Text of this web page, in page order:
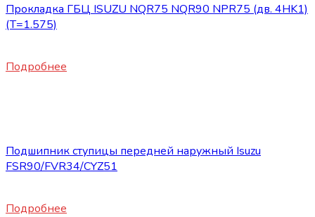
Прокладка ГБЦ ISUZU NQR75 NQR90 NPR75 (дв. 4HK1)
(T=1.575)
Подробнее
Подшипник ступицы передней наружный Isuzu
FSR90/FVR34/CYZ51
Подробнее